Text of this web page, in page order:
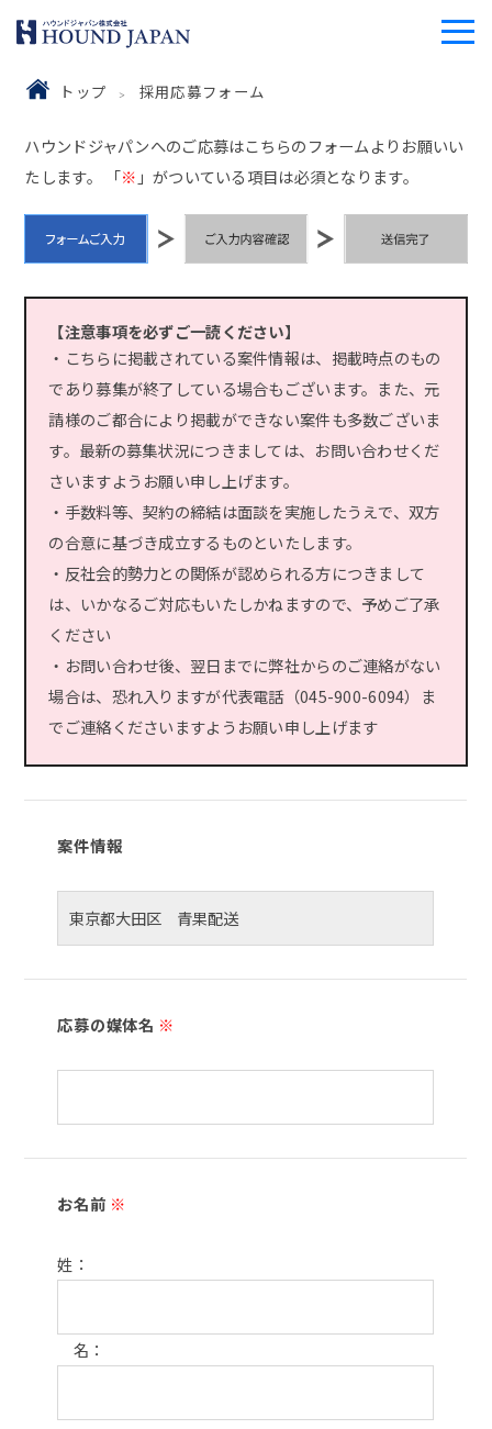
トップ 採用応募フォーム
ハウンドジャパンへのご応募はこちらのフォームよりお願いい
たします。 「※ 」がついている項目は必須となります。
【注意事項を必ずご一読ください】
・こちらに掲載されている案件情報は、掲載時点のもの
であり募集が終了している場合もございます。また、元
請様のご都合により掲載ができない案件も多数ございま
す。最新の募集状況につきましては、お問い合わせくだ
さいますようお願い申し上げます。
・手数料等、契約の締結は面談を実施したうえで、双方
の合意に基づき成立するものといたします。
・反社会的勢力との関係が認められる方につきまして
は、いかなるご対応もいたしかねますので、予めご了承
ください
・お問い合わせ後、翌日までに弊社からのご連絡がない
場合は、恐れ入りますが代表電話（045-900-6094）ま
でご連絡くださいますようお願い申し上げます
案件情報
応募の媒体名 ※
お名前 ※
姓：
名：